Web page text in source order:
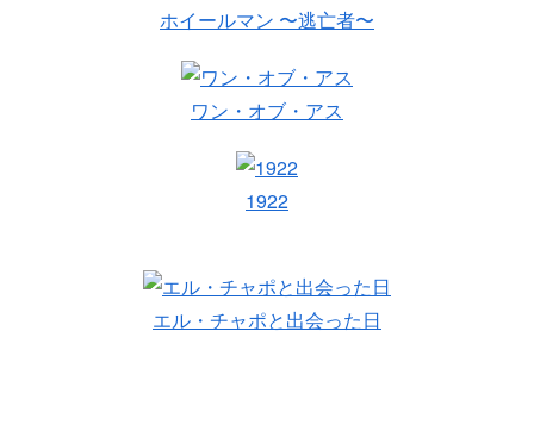
ホイールマン 〜逃亡者〜
ワン・オブ・アス
1922
エル・チャポと出会った日